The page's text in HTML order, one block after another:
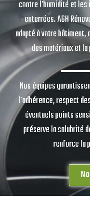
contre l’humidité et
enterrées. AGH
adapté à votre
des matériaux et
Nos équipes
l’adhérence, respect
éventuels points
préserve la salubrité
renforce la